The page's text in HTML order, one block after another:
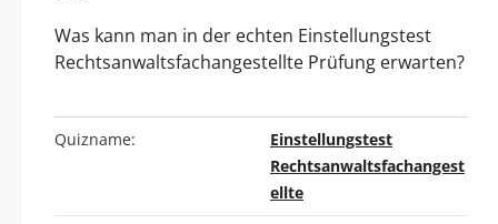
Was kann man in der echten Einstellungstest
Rechtsanwaltsfachangestellte Prüfung erwarten?
Quizname:
Einstellungstest
Rechtsanwaltsfachangest
ellte